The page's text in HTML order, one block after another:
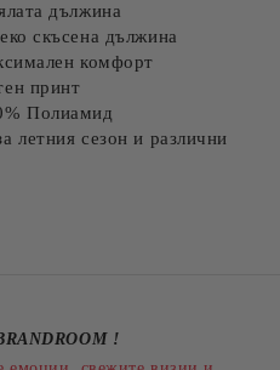
дължина
скъсена дължина
комфорт
принт
Полиамид
летния сезон и различни
!